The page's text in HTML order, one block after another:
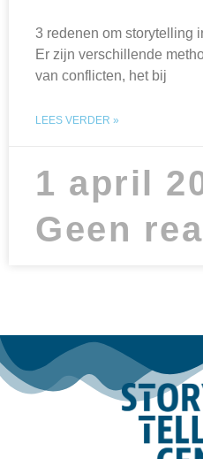
3 redenen om storytelling
Er zijn verschillende
van conflicten, het bij
LEES VERDER »
1 april
Geen